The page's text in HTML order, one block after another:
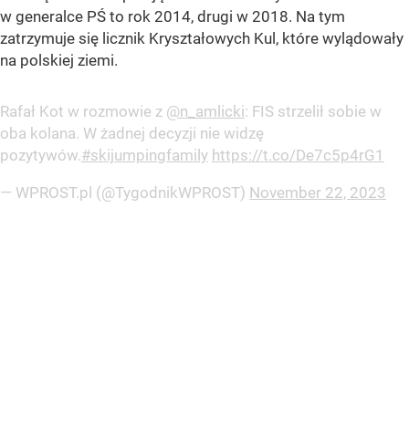
w generalce PŚ to rok 2014, drugi w 2018. Na tym
zatrzymuje się licznik Kryształowych Kul, które wylądowały
na polskiej ziemi.
Rafał Kot w rozmowie z @n_amlicki: FIS strzelił sobie w
oba kolana. W żadnej decyzji nie widzę
pozytywów.#skijumpingfamily https://t.co/De7c5p4rG1
— WPROST.pl (@TygodnikWPROST) November 22, 2023